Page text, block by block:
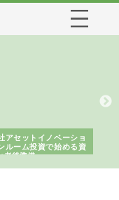
アセットイノベーショ
ルーム投資で始める資
老後準備